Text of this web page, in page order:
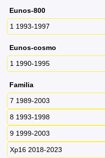
Eunos-800
1 1993-1997
Eunos-cosmo
1 1990-1995
Familia
7 1989-2003
8 1993-1998
9 1999-2003
Xp16 2018-2023